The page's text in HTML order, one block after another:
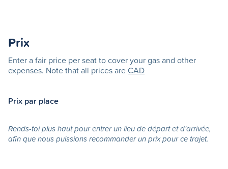
Prix
Enter a fair price per seat to cover your gas and other
expenses. Note that all prices areCAD
Prix par place
Rends-toi plus haut pour entrer un lieu de départ et d'arrivée,
afin que nous puissions recommander un prix pour ce trajet.